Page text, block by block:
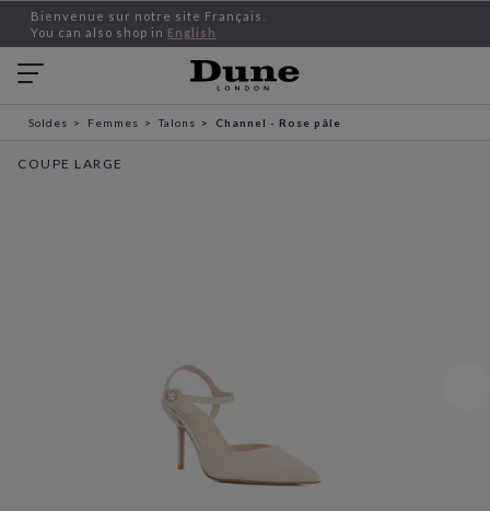
Bienvenue sur notre site Français.
You can also shop in English
Soldes Femmes Talons Channel - Rose pâle
COUPE LARGE